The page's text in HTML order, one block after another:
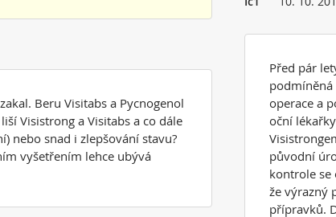
Beru Visitabs a Pycnogenol
Visistrong a Visitabs a co dále
nebo snad i zlepšování stavu?
vyšetřením lehce ubývá
Před pár
podmíněná
operace a
oční
původní
kontrole se
že výrazný
přípravků.